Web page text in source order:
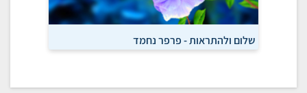
שלום ולהתראות - פרפר נחמד